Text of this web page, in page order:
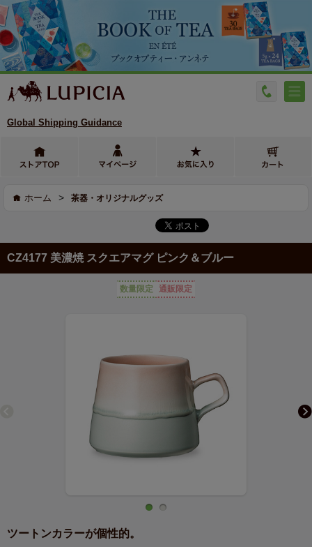
Global Shipping Guidance
ホーム > 茶器・オリジナルグッズ
CZ4177 美濃焼 スクエアマグ ピンク＆ブルー
数量限定 通販限定
ツートンカラーが個性的。